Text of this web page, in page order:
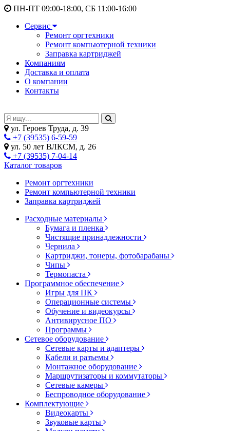
ПН-ПТ 09:00-18:00, СБ 11:00-16:00
Сервис
Ремонт оргтехники
Ремонт компьютерной техники
Заправка картриджей
Компаниям
Доставка и оплата
О компании
Контакты
ул. Героев Труда, д. 39
+7 (39535) 6-59-59
ул. 50 лет ВЛКСМ, д. 26
+7 (39535) 7-04-14
Каталог товаров
Ремонт оргтехники
Ремонт компьютерной техники
Заправка картриджей
Расходные материалы
Бумага и пленка
Чистящие принадлежности
Чернила
Картриджи, тонеры, фотобарабаны
Чипы
Термопаста
Программное обеспечение
Игры для ПК
Операционные системы
Обучение и видеокурсы
Антивирусное ПО
Программы
Сетевое оборудование
Сетевые карты и адаптеры
Кабели и разъемы
Монтажное оборудование
Маршрутизаторы и коммутаторы
Сетевые камеры
Беспроводное оборудование
Комплектующие
Видеокарты
Звуковые карты